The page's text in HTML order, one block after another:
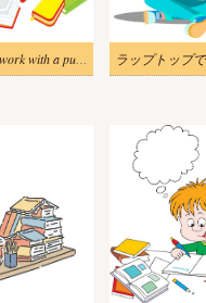
kids doing homework with a puppy